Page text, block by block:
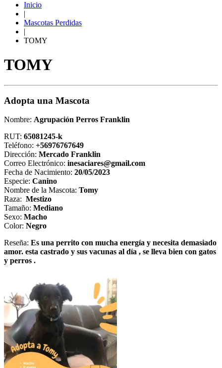
Inicio
|
Mascotas Perdidas
|
TOMY
TOMY
Adopta una Mascota
Nombre: Agrupación Perros Franklin
RUT: 65081245-k
Teléfono: +56976767649
Dirección: Mercado Franklin
Correo Electrónico: inesaciares@gmail.com
Fecha de Nacimiento: 20/05/2023
Especie: Canino
Nombre de la Mascota: Tomy
Raza: Mestizo
Tamaño: Mediano
Sexo: Macho
Color: Negro
Reseña: Es una perrito con mucha energía y necesita demasiado
amor. esta castrado y sus vacunas al día , se lleva bien con gatos
y perros .